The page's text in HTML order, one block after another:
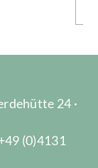
24 ·
(0)4131